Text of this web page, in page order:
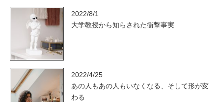
2022/8/1
大学教授から知らされた衝撃事実
2022/4/25
あの人もあの人もいなくなる、そして形が変
わる